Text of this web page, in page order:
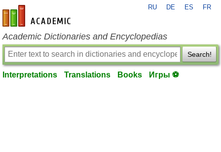
en-academic.com
RU DE ES FR
Academic Dictionaries and Encyclopedias
Search!
Interpretations Translations Books Игры ⚽